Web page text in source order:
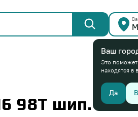
98T шип.
Ваш
Это поможет
находятся в
Да